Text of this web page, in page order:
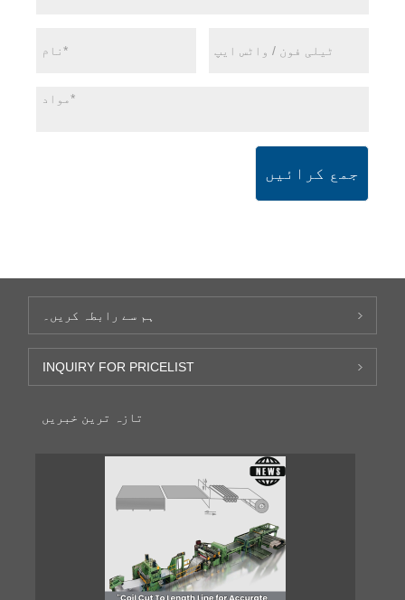
جمع کرائیں
ہم سے رابطہ کریں۔
INQUIRY FOR PRICELIST
تازہ ترین خبریں